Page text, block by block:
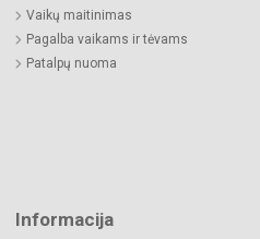
Vaikų maitinimas
Pagalba vaikams ir tėvams
Patalpų nuoma
Informacija